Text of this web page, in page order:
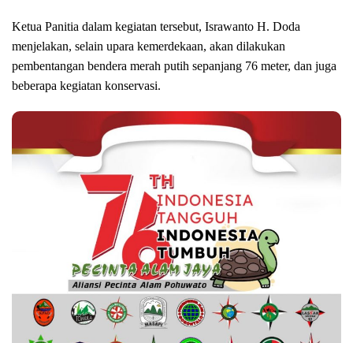
Ketua Panitia dalam kegiatan tersebut, Israwanto H. Doda
menjelakan, selain upara kemerdekaan, akan dilakukan
pembentangan bendera merah putih sepanjang 76 meter, dan juga
beberapa kegiatan konservasi.